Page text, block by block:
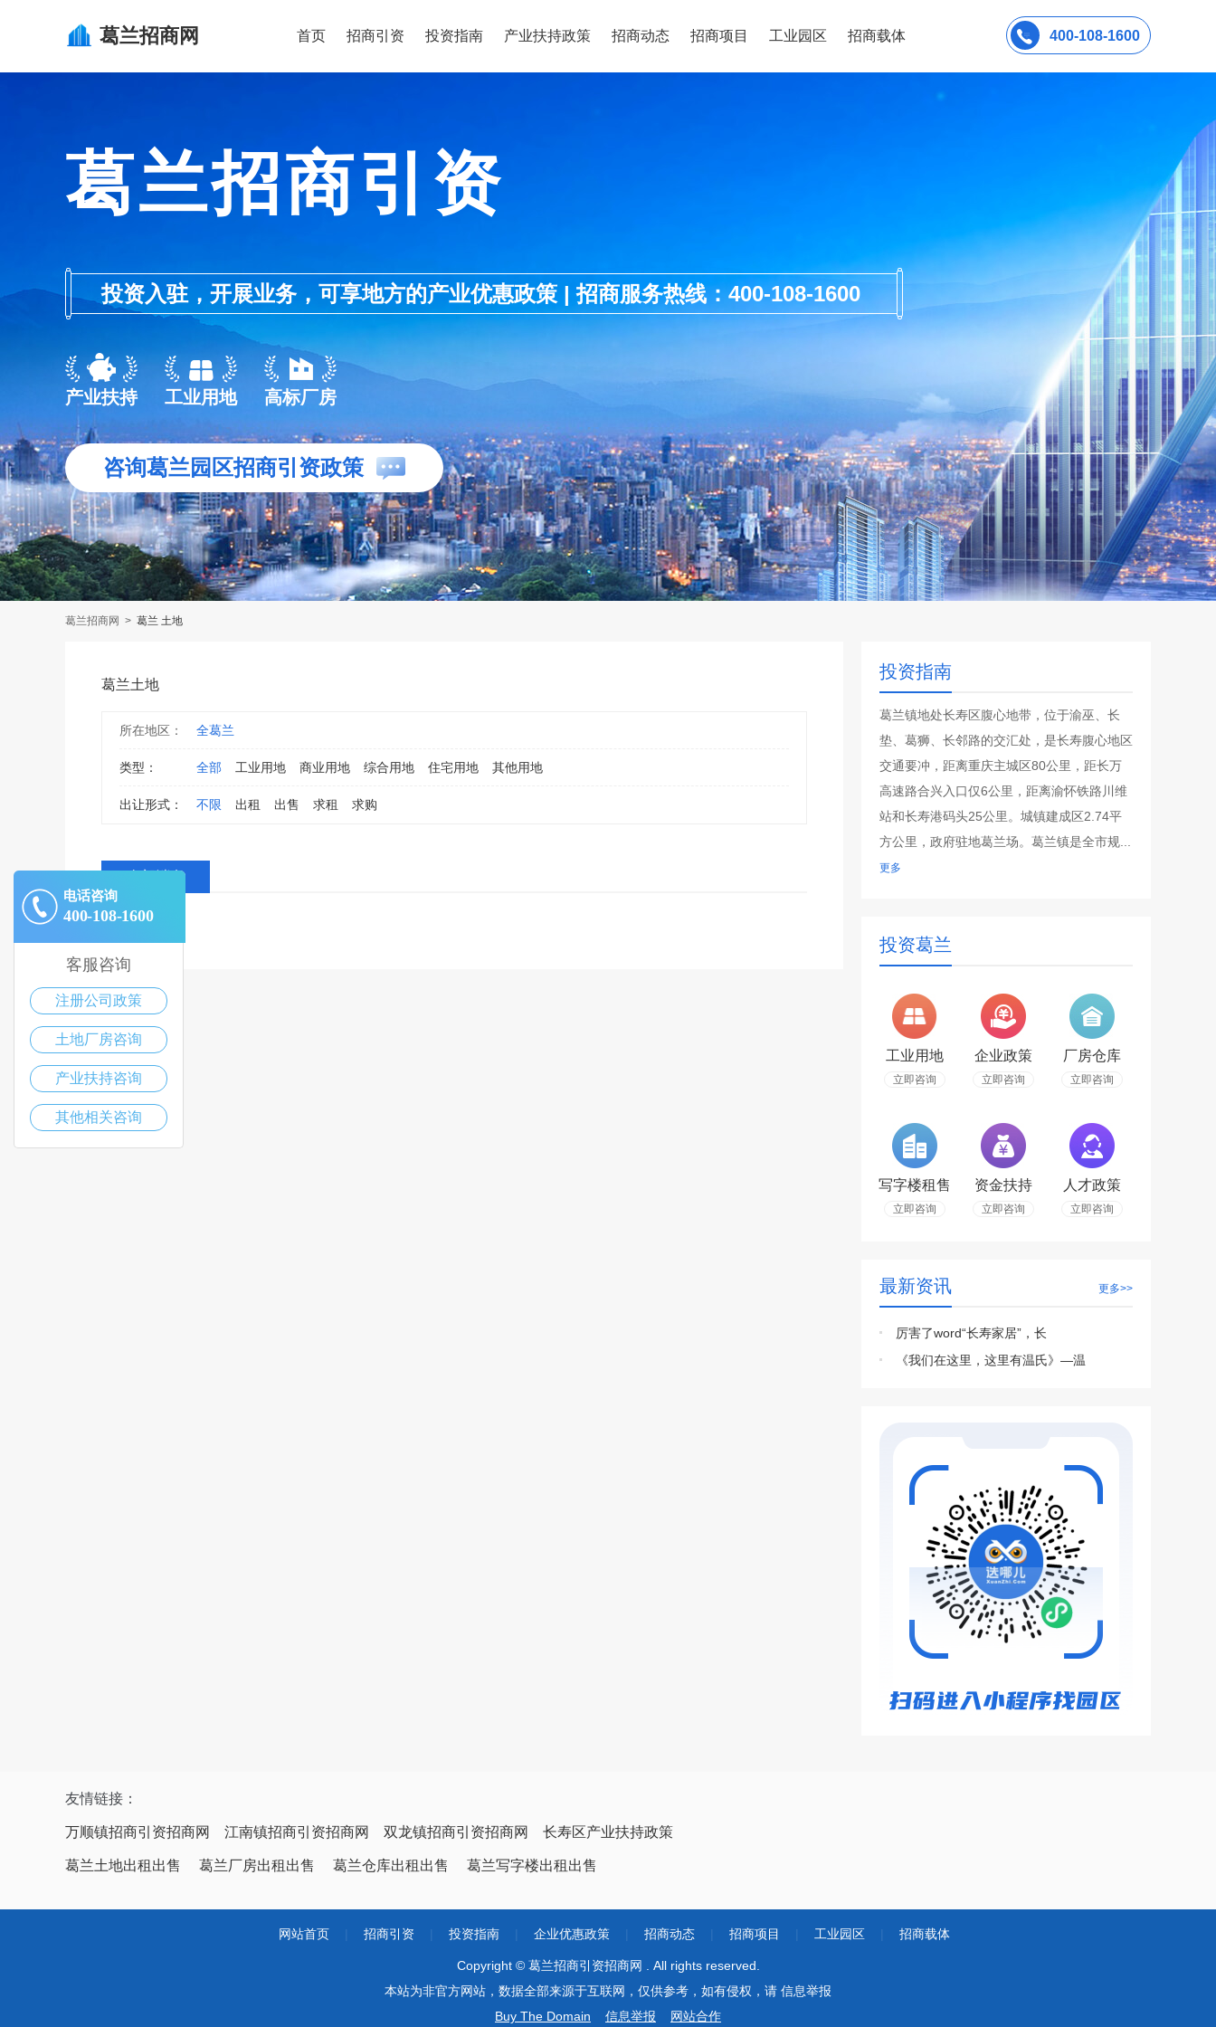
葛兰招商网 首页 招商引资 投资指南 产业扶持政策 招商动态 招商项目 工业园区 招商载体 400-108-1600
葛兰招商引资
投资入驻，开展业务，可享地方的产业优惠政策 | 招商服务热线：400-108-1600
产业扶持 工业用地 高标厂房
咨询葛兰园区招商引资政策
葛兰招商网 > 葛兰 土地
葛兰土地
所在地区： 全葛兰
类型： 全部 工业用地 商业用地 综合用地 住宅用地 其他用地
出让形式： 不限 出租 出售 求租 求购
全部消息
投资指南
葛兰镇地处长寿区腹心地带，位于渝巫、长
垫、葛狮、长邻路的交汇处，是长寿腹心地区
交通要冲，距离重庆主城区80公里，距长万
高速路合兴入口仅6公里，距离渝怀铁路川维
站和长寿港码头25公里。城镇建成区2.74平
方公里，政府驻地葛兰场。葛兰镇是全市规...
更多
投资葛兰
工业用地
立即咨询
企业政策
立即咨询
厂房仓库
立即咨询
写字楼租售
立即咨询
资金扶持
立即咨询
人才政策
立即咨询
最新资讯 更多>>
厉害了word“长寿家居”，长
《我们在这里，这里有温氏》—温
友情链接：
万顺镇招商引资招商网 江南镇招商引资招商网 双龙镇招商引资招商网 长寿区产业扶持政策
葛兰土地出租出售 葛兰厂房出租出售 葛兰仓库出租出售 葛兰写字楼出租出售
网站首页 招商引资 投资指南 企业优惠政策 招商动态 招商项目 工业园区 招商载体
Copyright © 葛兰招商引资招商网 . All rights reserved.
本站为非官方网站，数据全部来源于互联网，仅供参考，如有侵权，请 信息举报
Buy The Domain
信息举报 网站合作
电话咨询
400-108-1600
客服咨询
注册公司政策
土地厂房咨询
产业扶持咨询
其他相关咨询